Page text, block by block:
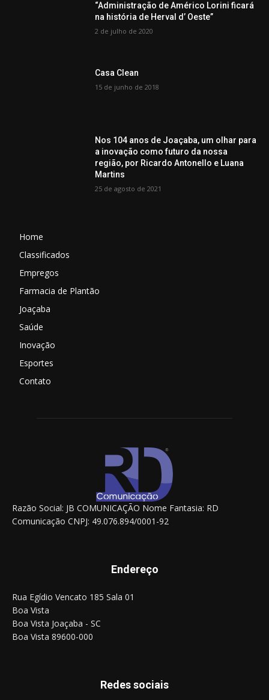
“Administração de Américo Lorini ficará
na história de Herval d’ Oeste”
2 de julho de 2020
Casa Clean
15 de junho de 2018
Nos 104 anos de Joaçaba, um olhar para
a inovação como futuro da nossa
região, por Ricardo Antonello e Luana
Martins
25 de agosto de 2021
Home
Classificados
Empregos
Farmacia de Plantão
Joaçaba
Saúde
Inovação
Esportes
Contato
Razão Social: JB COMUNICAÇÃO Nome Fantasia: RD
Comunicação CNPJ: 49.076.894/0001-92
Endereço
Rua Egídio Vencato 185 Sala 01
Boa Vista
Boa Vista Joaçaba - SC
Boa Vista 89600-000
Redes sociais